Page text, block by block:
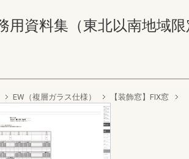
用資料集（東北以南地域
EW（複層ガラス仕様） 【装飾窓】FIX窓